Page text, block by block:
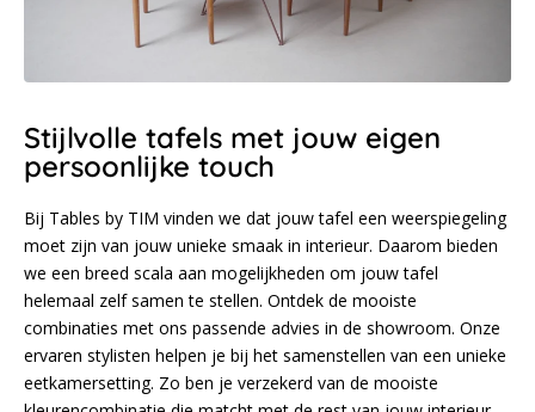
Stijlvolle tafels met jouw eigen
persoonlijke touch
Bij Tables by TIM vinden we dat jouw tafel een weerspiegeling
moet zijn van jouw unieke smaak in interieur. Daarom bieden
we een breed scala aan mogelijkheden om jouw tafel
helemaal zelf samen te stellen. Ontdek de mooiste
combinaties met ons passende advies in de showroom. Onze
ervaren stylisten helpen je bij het samenstellen van een unieke
eetkamersetting. Zo ben je verzekerd van de mooiste